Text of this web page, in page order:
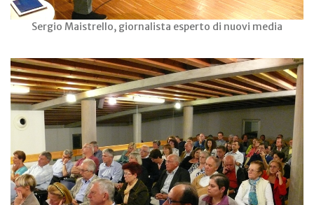
Sergio Maistrello, giornalista esperto di nuovi media